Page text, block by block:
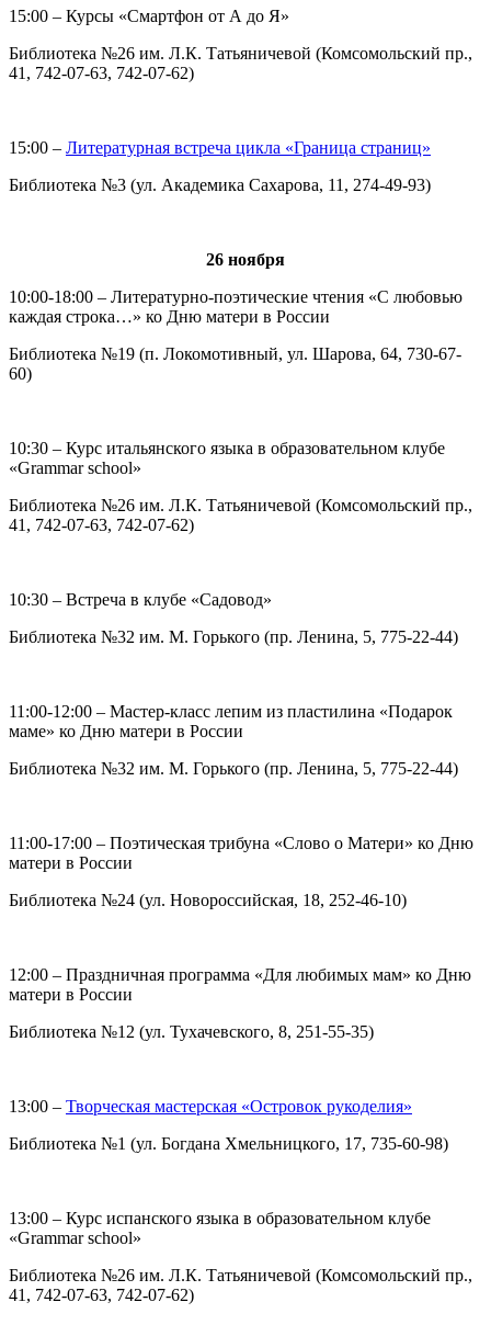
15:00 – Курсы «Смартфон от А до Я»
Библиотека №26 им. Л.К. Татьяничевой (Комсомольский пр.,
41, 742-07-63, 742-07-62)
15:00 – Литературная встреча цикла «Граница страниц»
Библиотека №3 (ул. Академика Сахарова, 11, 274-49-93)
26 ноября
10:00-18:00 – Литературно-поэтические чтения «С любовью
каждая строка…» ко Дню матери в России
Библиотека №19 (п. Локомотивный, ул. Шарова, 64, 730-67-
60)
10:30 – Курс итальянского языка в образовательном клубе
«Grammar school»
Библиотека №26 им. Л.К. Татьяничевой (Комсомольский пр.,
41, 742-07-63, 742-07-62)
10:30 – Встреча в клубе «Садовод»
Библиотека №32 им. М. Горького (пр. Ленина, 5, 775-22-44)
11:00-12:00 – Мастер-класс лепим из пластилина «Подарок
маме» ко Дню матери в России
Библиотека №32 им. М. Горького (пр. Ленина, 5, 775-22-44)
11:00-17:00 – Поэтическая трибуна «Слово о Матери» ко Дню
матери в России
Библиотека №24 (ул. Новороссийская, 18, 252-46-10)
12:00 – Праздничная программа «Для любимых мам» ко Дню
матери в России
Библиотека №12 (ул. Тухачевского, 8, 251-55-35)
13:00 – Творческая мастерская «Островок рукоделия»
Библиотека №1 (ул. Богдана Хмельницкого, 17, 735-60-98)
13:00 – Курс испанского языка в образовательном клубе
«Grammar school»
Библиотека №26 им. Л.К. Татьяничевой (Комсомольский пр.,
41, 742-07-63, 742-07-62)